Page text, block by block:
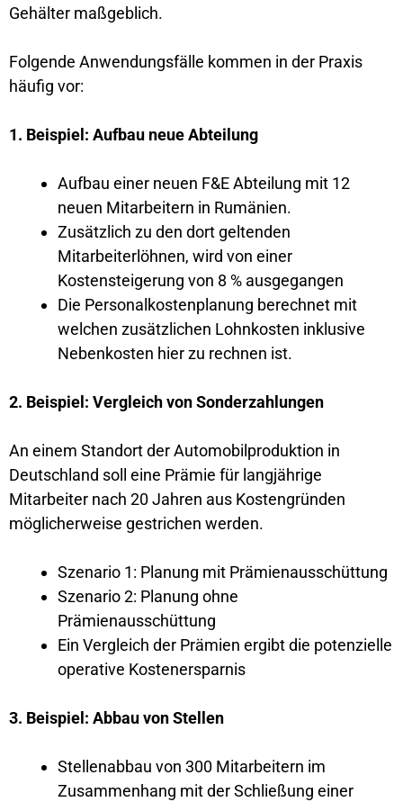
Gehälter maßgeblich.
Folgende Anwendungsfälle kommen in der Praxis
häufig vor:
1. Beispiel: Aufbau neue Abteilung
Aufbau einer neuen F&E Abteilung mit 12
neuen Mitarbeitern in Rumänien.
Zusätzlich zu den dort geltenden
Mitarbeiterlöhnen, wird von einer
Kostensteigerung von 8 % ausgegangen
Die Personalkostenplanung berechnet mit
welchen zusätzlichen Lohnkosten inklusive
Nebenkosten hier zu rechnen ist.
2. Beispiel: Vergleich von Sonderzahlungen
An einem Standort der Automobilproduktion in
Deutschland soll eine Prämie für langjährige
Mitarbeiter nach 20 Jahren aus Kostengründen
möglicherweise gestrichen werden.
Szenario 1: Planung mit Prämienausschüttung
Szenario 2: Planung ohne
Prämienausschüttung
Ein Vergleich der Prämien ergibt die potenzielle
operative Kostenersparnis
3. Beispiel: Abbau von Stellen
Stellenabbau von 300 Mitarbeitern im
Zusammenhang mit der Schließung einer